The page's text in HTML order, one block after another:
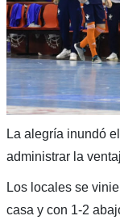
La alegría inundó
administrar la
Los locales se
casa y con 1-2